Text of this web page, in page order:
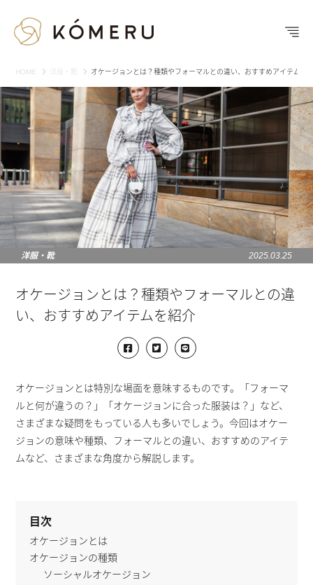
HOME オケージョンとは？種類やフォーマルとの違い、おすすめアイテムを
洋服・靴 2025.03.25
オケージョンとは？種類やフォーマルとの違
い、おすすめアイテムを紹介
オケージョンとは特別な場面を意味するものです。「フォーマ
ルと何が違うの？」「オケージョンに合った服装は？」など、
さまざまな疑問をもっている人も多いでしょう。今回はオケー
ジョンの意味や種類、フォーマルとの違い、おすすめのアイテ
ムなど、さまざまな角度から解説します。
目次
オケージョンとは
オケージョンの種類
ソーシャルオケージョン